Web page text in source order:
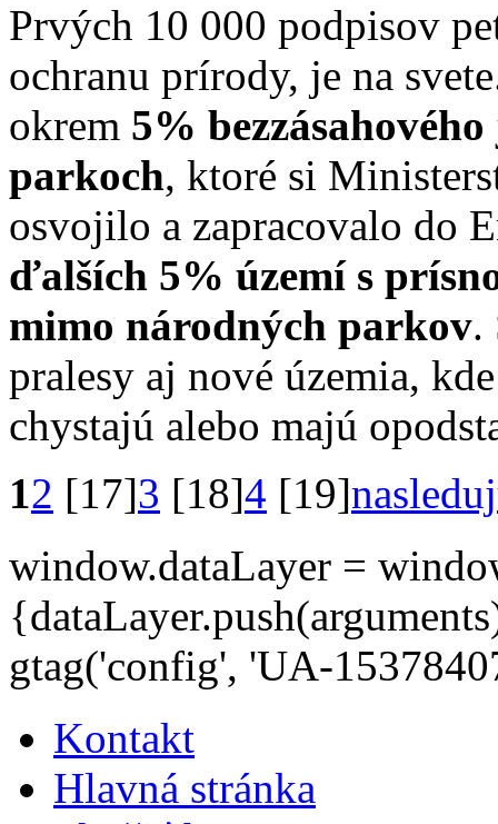
Prvých 10 000 podpisov
ochranu prírody, je na
okrem 5%
parkoch, ktoré si
osvojilo a zapracovalo do
ďalších 5% území s
mimo národných parkov.
pralesy aj nové územia,
chystajú alebo majú
12 [17]3 [18]4 [19]
window.dataLayer =
gtag('config', 'UA-
Kontakt
Hlavná stránka